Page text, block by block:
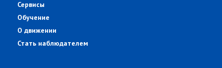
Сервисы
Обучение
О движении
Стать наблюдателем